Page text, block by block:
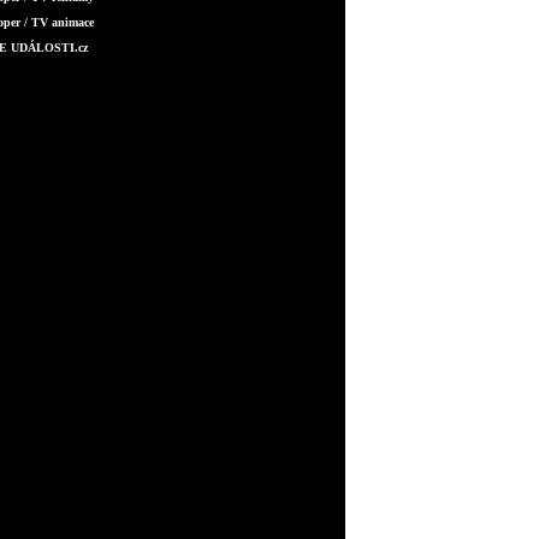
/ TV animace
UDÁLOSTI.cz